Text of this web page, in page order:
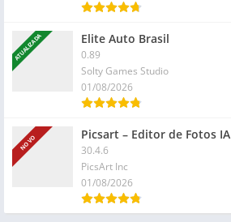
ATUALIZADA Elite Auto Brasil
0.89
Solty Games Studio
01/08/2026
NOVO Picsart – Editor de Fotos IA
30.4.6
PicsArt Inc
01/08/2026